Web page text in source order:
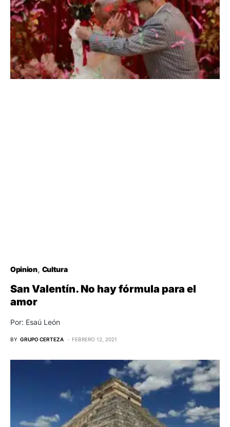
Opinion Cultura
San Valentín. No hay fórmula para el
amor
Por: Esaú León
BY GRUPO CERTEZA FEBRERO 12, 2021